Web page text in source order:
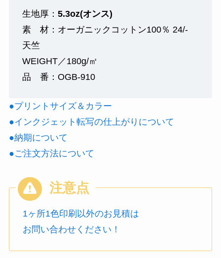
生地厚： 5.3oz(オンス)
素 材：オーガニックコットン100％ 24/-
天竺
WEIGHT／180g/㎡
品 番：OGB-910
●プリントサイズ＆カラー
●インクジェット転写の仕上がりについて
●納期について
●ご注文方法について
1ヶ所1色印刷以外のお見積は
お問い合わせください！